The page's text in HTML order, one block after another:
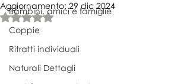
Bambini, amici e famiglie
Coppie
Ritratti individuali
Naturali Dettagli
Aggiornamento:29 dic 2024
Valutazione NaN stelle su 5.